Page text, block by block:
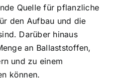
Quelle für pflanzliche
den Aufbau und die
Darüber hinaus
an Ballaststoffen,
und zu einem
können.